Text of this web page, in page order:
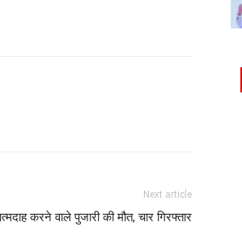
Next article
करने वाले पुजारी की मौत, चार गिरफ्तार